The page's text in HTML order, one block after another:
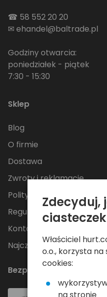
☎ 58 552 20 20
✉ehandel@baltrade.pl
Godziny otwarcia:
poniedziałek - piątek
7:30 - 15:30
Sklep
Blog
O firmie
Dostawa
Zwroty i reklamacje
Polityka Prywatności
Regulamin
Kontakt
Najczęściej zadawane
Bezpieczne płatności
Zdecyduj,
Właściciel
o.o., korzysta
cookies: